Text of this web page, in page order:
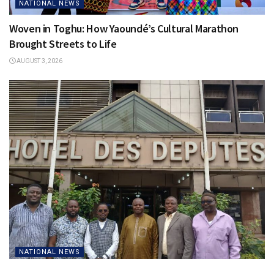
NATIONAL NEWS
Woven in Toghu: How Yaoundé’s Cultural Marathon
Brought Streets to Life
AUGUST 3, 2026
NATIONAL NEWS